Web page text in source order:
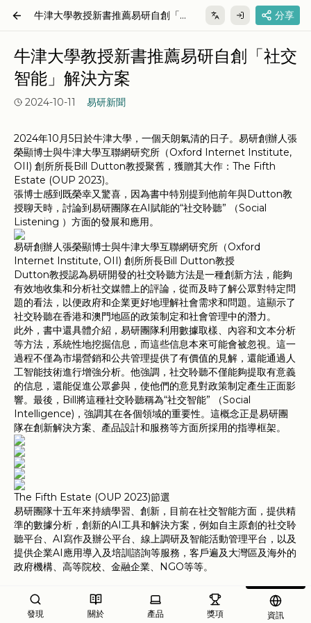
牛津大學教授新書推薦易研自創「社
分享
牛津大學教授新書推薦易研自創「社交
智能」解決方案
2024-10-11 易研新聞
2024年10月5日於牛津大學，一個天朗氣清的日子。易研創辦人張
榮顯博士與牛津大學互聯網研究所（Oxford Internet Institute,
OII) 創所所長Bill Dutton教授聚舊，獲贈其大作：The Fifth
Estate (OUP 2023)。
張博士感到既榮幸又驚喜，因為書中特別提到他前年與Dutton教
授聊天時，討論到易研團隊在AI賦能的“社交聆聽” （Social
Listening ）方面的發展和應用。
易研創辦人張榮顯博士與牛津大學互聯網研究所（Oxford
Internet Institute, OII) 創所所長Bill Dutton教授
Dutton教授認為易研開發的社交聆聽方法是一種創新方法，能夠
有效地收集和分析社交媒體上的評論，從而及時了解公眾對特定問
題的看法，以便政府和企業更好地理解社會需求和問題。這顯示了
社交聆聽在香港和澳門地區的政策制定和社會管理中的潛力。
此外，書中還具體介紹，易研團隊利用數據取樣、內容和文本分析
等方法，系統性地挖掘信息，而這些信息本來可能會被忽視。這一
過程不僅為市場營銷和公共管理提供了有價值的見解，還能通過人
工智能技術進行增強分析。他強調，社交聆聽不僅能夠提取有意義
的信息，還能促進公眾參與，使他們的意見對政策制定產生正面影
響。最後，Bill將這種社交聆聽稱為“社交智能” （Social
Intelligence)，強調其在各個領域的重要性。這概念正是易研團
隊在創新解決方案、產品設計和服務等方面所採用的指導框架。
The Fifth Estate (OUP 2023)節選
易研團隊十五年來持續學習、創新，目前在社交智能方面，提供精
準的數據分析，創新的AI工具和解決方案，例如自主原創的社交聆
聽平台、AI寫作及辦公平台、線上調研及智能活動管理平台，以及
提供企業AI應用導入及培訓諮詢等服務，客戶遍及大灣區及海外的
政府機構、高等院校、金融企業、NGO等等。
發現 關於 產品 獎項 資訊